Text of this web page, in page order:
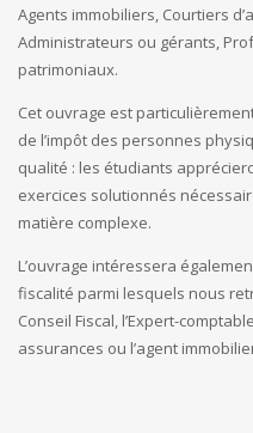
Agents immobiliers, Courtiers
Administrateurs ou gérants,
patrimoniaux.
Cet ouvrage est
de l’impôt des personnes
qualité : les étudiants
exercices solutionnés
matière complexe.
L’ouvrage intéressera
fiscalité parmi lesquels nous
Conseil Fiscal, l’Expert-
assurances ou l’agent